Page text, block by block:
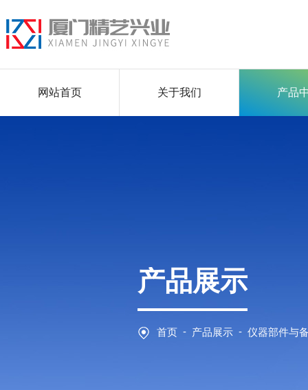
网站首页 关于我们 产品
产品展示
首页 - 产品展示 - 仪器部件与